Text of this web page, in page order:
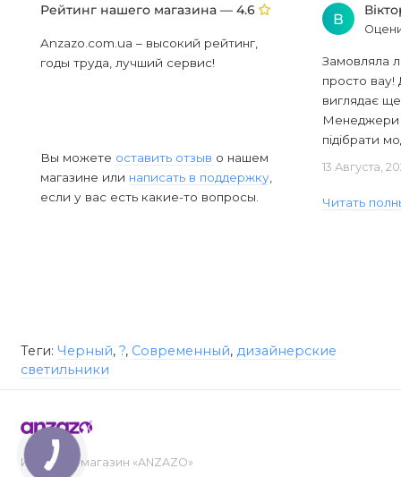
Рейтинг нашего магазина — 4.6
Anzazo.com.ua – высокий рейтинг,
годы труда, лучший сервис!
Вы можете оставить отзыв о нашем
магазине или написать в поддержку
если у вас есть какие-то вопросы.
В
Замовляла
просто вау!
виглядає
Менеджери
підібрати
13 Августа,
Читать
Теги: Черный, ?, Современный, дизайнерские
светильники
Интернет-магазин «ANZAZO»